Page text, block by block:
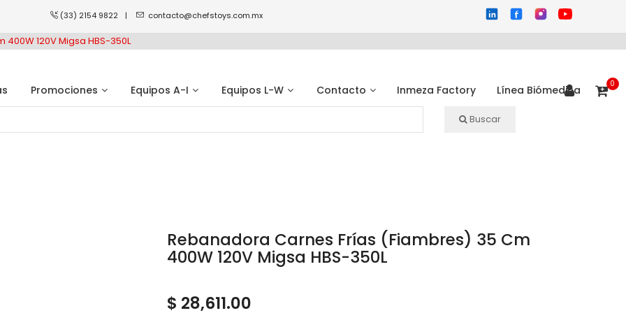
(33) 2154 9822 | contacto@chefstoys.com.mx
Promociones Equipos A-I Equipos L-W Contacto Inmeza Factory Línea Biómedica 0
Buscar
120V Migsa HBS-350L
Rebanadora Carnes Frías (Fiambres) 35 Cm
400W 120V Migsa HBS-350L
$ 28,611.00